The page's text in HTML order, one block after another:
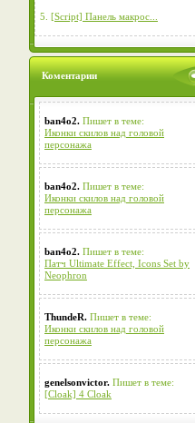
5. [Script] Панель макрос...
Коментарии
ban4o2. Пишет в теме:
Иконки скилов над головой
персонажа
ban4o2. Пишет в теме:
Иконки скилов над головой
персонажа
ban4o2. Пишет в теме:
Патч Ultimate Effect, Icons Set by
Neophron
ThundeR. Пишет в теме:
Иконки скилов над головой
персонажа
genelsonvictor. Пишет в теме:
[Cloak] 4 Cloak